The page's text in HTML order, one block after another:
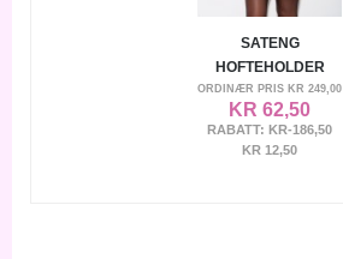
SATENG
HOFTEHOLDER
ORDINÆR PRIS KR 249,00
KR 62,50
RABATT: KR-186,50
KR 12,50